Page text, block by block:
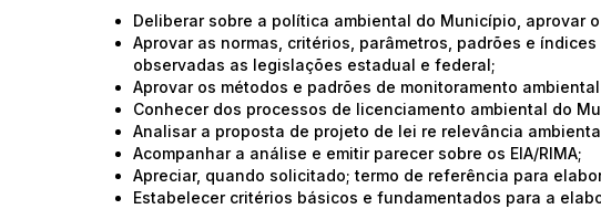
Deliberar sobre a política ambiental do Município, aprovar
Aprovar as normas, critérios, parâmetros, padrões e
observadas as legislações estadual e federal;
Aprovar os métodos e padrões de monitoramento
Conhecer dos processos de licenciamento ambiental do
Analisar a proposta de projeto de lei re relevância
Acompanhar a análise e emitir parecer sobre os EIA/RIMA;
Apreciar, quando solicitado; termo de referência para
Estabelecer critérios básicos e fundamentados para a